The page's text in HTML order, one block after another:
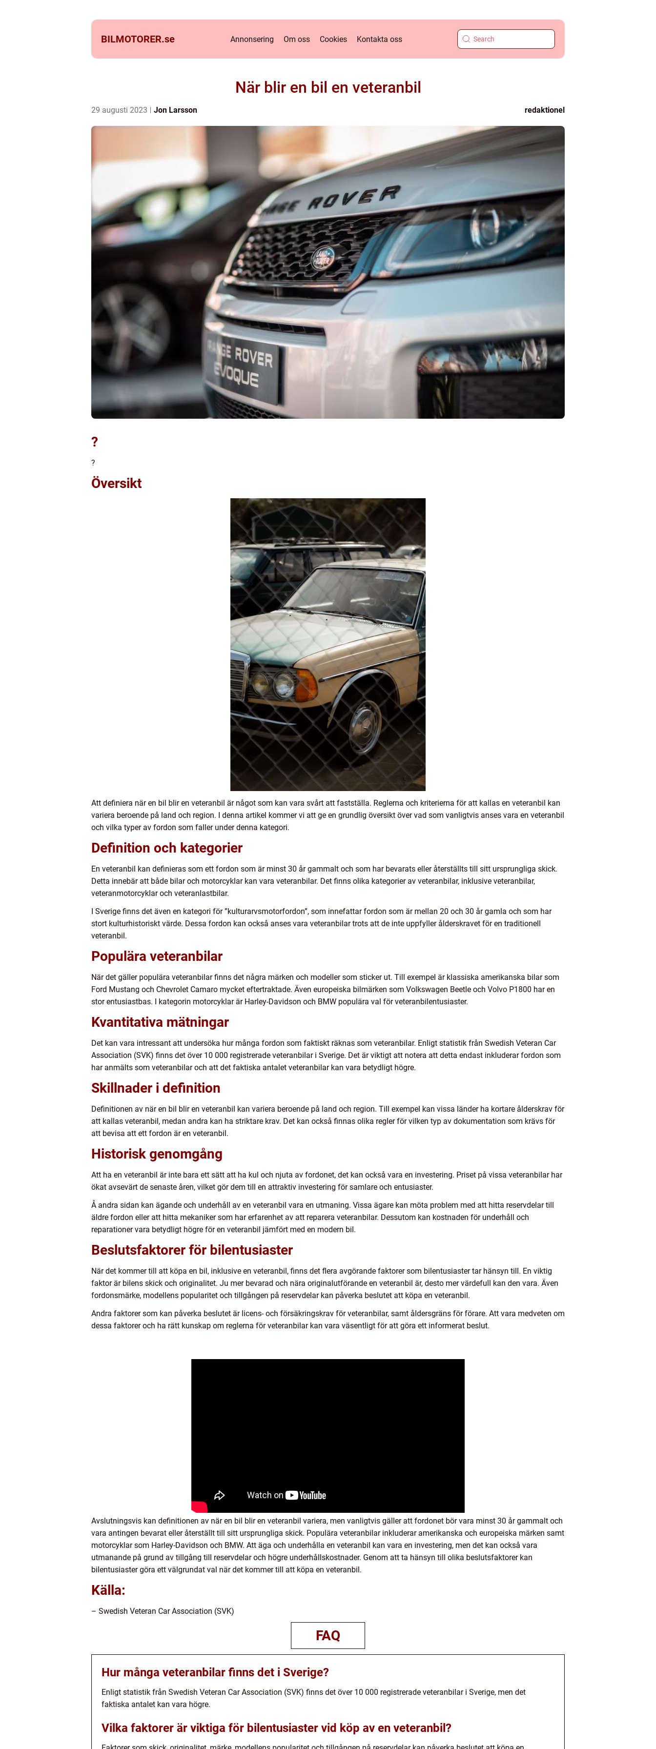
BILMOTORER.se Annonsering Om oss Cookies Kontakta oss
När blir en bil en veteranbil
29 augusti 2023 Jon Larsson redaktionel
?
?
Översikt
Att definiera när en bil blir en veteranbil är något som kan vara svårt att fastställa. Reglerna och kriterierna för att kallas en veteranbil kan
variera beroende på land och region. I denna artikel kommer vi att ge en grundlig översikt över vad som vanligtvis anses vara en veteranbil
och vilka typer av fordon som faller under denna kategori.
Definition och kategorier
En veteranbil kan definieras som ett fordon som är minst 30 år gammalt och som har bevarats eller återställts till sitt ursprungliga skick.
Detta innebär att både bilar och motorcyklar kan vara veteranbilar. Det finns olika kategorier av veteranbilar, inklusive veteranbilar,
veteranmotorcyklar och veteranlastbilar.
I Sverige finns det även en kategori för ”kulturarvsmotorfordon”, som innefattar fordon som är mellan 20 och 30 år gamla och som har
stort kulturhistoriskt värde. Dessa fordon kan också anses vara veteranbilar trots att de inte uppfyller ålderskravet för en traditionell
veteranbil.
Populära veteranbilar
När det gäller populära veteranbilar finns det några märken och modeller som sticker ut. Till exempel är klassiska amerikanska bilar som
Ford Mustang och Chevrolet Camaro mycket eftertraktade. Även europeiska bilmärken som Volkswagen Beetle och Volvo P1800 har en
stor entusiastbas. I kategorin motorcyklar är Harley-Davidson och BMW populära val för veteranbilentusiaster.
Kvantitativa mätningar
Det kan vara intressant att undersöka hur många fordon som faktiskt räknas som veteranbilar. Enligt statistik från Swedish Veteran Car
Association (SVK) finns det över 10 000 registrerade veteranbilar i Sverige. Det är viktigt att notera att detta endast inkluderar fordon som
har anmälts som veteranbilar och att det faktiska antalet veteranbilar kan vara betydligt högre.
Skillnader i definition
Definitionen av när en bil blir en veteranbil kan variera beroende på land och region. Till exempel kan vissa länder ha kortare ålderskrav för
att kallas veteranbil, medan andra kan ha striktare krav. Det kan också finnas olika regler för vilken typ av dokumentation som krävs för
att bevisa att ett fordon är en veteranbil.
Historisk genomgång
Att ha en veteranbil är inte bara ett sätt att ha kul och njuta av fordonet, det kan också vara en investering. Priset på vissa veteranbilar har
ökat avsevärt de senaste åren, vilket gör dem till en attraktiv investering för samlare och entusiaster.
Å andra sidan kan ägande och underhåll av en veteranbil vara en utmaning. Vissa ägare kan möta problem med att hitta reservdelar till
äldre fordon eller att hitta mekaniker som har erfarenhet av att reparera veteranbilar. Dessutom kan kostnaden för underhåll och
reparationer vara betydligt högre för en veteranbil jämfört med en modern bil.
Beslutsfaktorer för bilentusiaster
När det kommer till att köpa en bil, inklusive en veteranbil, finns det flera avgörande faktorer som bilentusiaster tar hänsyn till. En viktig
faktor är bilens skick och originalitet. Ju mer bevarad och nära originalutförande en veteranbil är, desto mer värdefull kan den vara. Även
fordonsmärke, modellens popularitet och tillgången på reservdelar kan påverka beslutet att köpa en veteranbil.
Andra faktorer som kan påverka beslutet är licens- och försäkringskrav för veteranbilar, samt åldersgräns för förare. Att vara medveten om
dessa faktorer och ha rätt kunskap om reglerna för veteranbilar kan vara väsentligt för att göra ett informerat beslut.
Avslutningsvis kan definitionen av när en bil blir en veteranbil variera, men vanligtvis gäller att fordonet bör vara minst 30 år gammalt och
vara antingen bevarat eller återställt till sitt ursprungliga skick. Populära veteranbilar inkluderar amerikanska och europeiska märken samt
motorcyklar som Harley-Davidson och BMW. Att äga och underhålla en veteranbil kan vara en investering, men det kan också vara
utmanande på grund av tillgång till reservdelar och högre underhållskostnader. Genom att ta hänsyn till olika beslutsfaktorer kan
bilentusiaster göra ett välgrundat val när det kommer till att köpa en veteranbil.
Källa:
– Swedish Veteran Car Association (SVK)
FAQ
Hur många veteranbilar finns det i Sverige?
Enligt statistik från Swedish Veteran Car Association (SVK) finns det över 10 000 registrerade veteranbilar i Sverige, men det
faktiska antalet kan vara högre.
Vilka faktorer är viktiga för bilentusiaster vid köp av en veteranbil?